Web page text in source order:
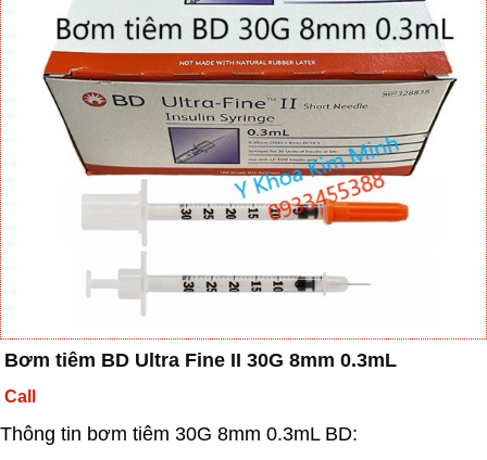
Bơm tiêm BD Ultra Fine II 30G 8mm 0.3mL
Call
Thông tin bơm tiêm 30G 8mm 0.3mL BD: